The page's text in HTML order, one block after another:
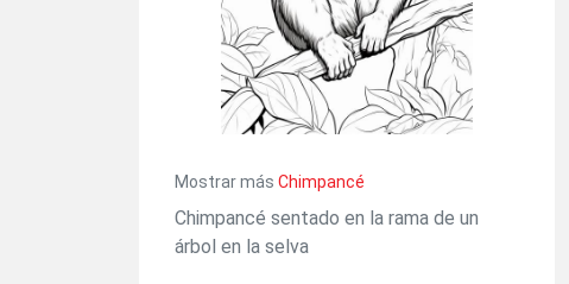
Mostrar más Chimpancé
Chimpancé sentado en la rama de un
árbol en la selva